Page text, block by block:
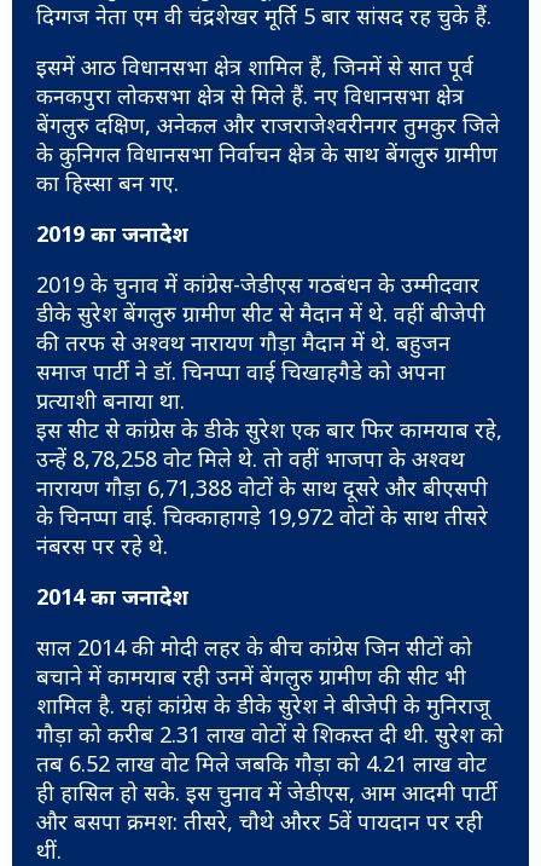
दिग्गज नेता एम वी चंद्रशेखर मूर्ति 5 बार सांसद रह चुके हैं.
इसमें आठ विधानसभा क्षेत्र शामिल हैं, जिनमें से सात पूर्व
कनकपुरा लोकसभा क्षेत्र से मिले हैं. नए विधानसभा क्षेत्र
बेंगलुरु दक्षिण, अनेकल और राजराजेश्वरीनगर तुमकुर जिले
के कुनिगल विधानसभा निर्वाचन क्षेत्र के साथ बेंगलुरु ग्रामीण
का हिस्सा बन गए.
2019 का जनादेश
2019 के चुनाव में कांग्रेस-जेडीएस गठबंधन के उम्मीदवार
डीके सुरेश बेंगलुरु ग्रामीण सीट से मैदान में थे. वहीं बीजेपी
की तरफ से अश्वथ नारायण गौड़ा मैदान में थे. बहुजन
समाज पार्टी ने डॉ. चिनप्पा वाई चिखाहगैडे को अपना
प्रत्याशी बनाया था.
इस सीट से कांग्रेस के डीके सुरेश एक बार फिर कामयाब रहे,
उन्हें 8,78,258 वोट मिले थे. तो वहीं भाजपा के अश्वथ
नारायण गौड़ा 6,71,388 वोटों के साथ दूसरे और बीएसपी
के चिनप्पा वाई. चिक्काहागड़े 19,972 वोटों के साथ तीसरे
नंबरस पर रहे थे.
2014 का जनादेश
साल 2014 की मोदी लहर के बीच कांग्रेस जिन सीटों को
बचाने में कामयाब रही उनमें बेंगलुरु ग्रामीण की सीट भी
शामिल है. यहां कांग्रेस के डीके सुरेश ने बीजेपी के मुनिराजू
गौड़ा को करीब 2.31 लाख वोटों से शिकस्त दी थी. सुरेश को
तब 6.52 लाख वोट मिले जबकि गौड़ा को 4.21 लाख वोट
ही हासिल हो सके. इस चुनाव में जेडीएस, आम आदमी पार्टी
और बसपा क्रमश: तीसरे, चौथे औरर 5वें पायदान पर रही
थीं.